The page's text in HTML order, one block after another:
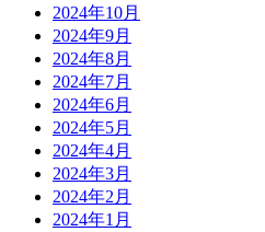
2024年10月
2024年9月
2024年8月
2024年7月
2024年6月
2024年5月
2024年4月
2024年3月
2024年2月
2024年1月